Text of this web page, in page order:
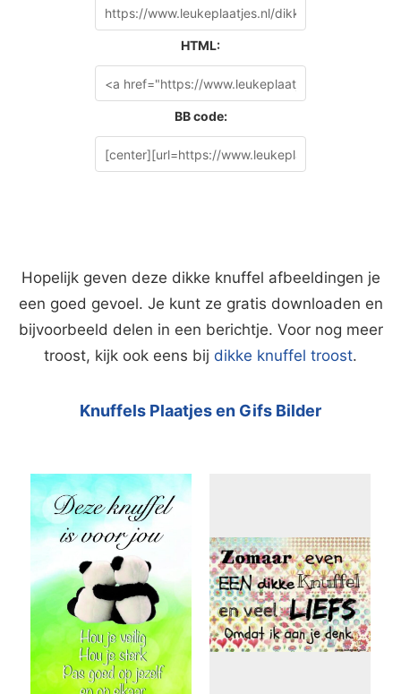
HTML:
BB code:
Hopelijk geven deze dikke knuffel afbeeldingen je
een goed gevoel. Je kunt ze gratis downloaden en
bijvoorbeeld delen in een berichtje. Voor nog meer
troost, kijk ook eens bij dikke knuffel troost.
Knuffels Plaatjes en Gifs Bilder